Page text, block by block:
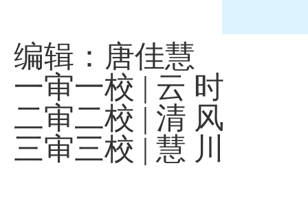
编辑：唐佳慧
一审一校 | 云 时
二审二校 | 清 风
三审三校 | 慧 川